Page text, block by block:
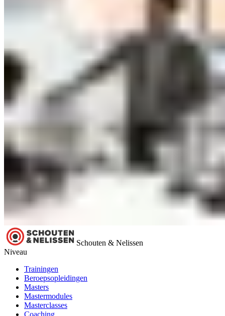
Schouten & Nelissen
Niveau
Trainingen
Beroepsopleidingen
Masters
Mastermodules
Masterclasses
Coaching